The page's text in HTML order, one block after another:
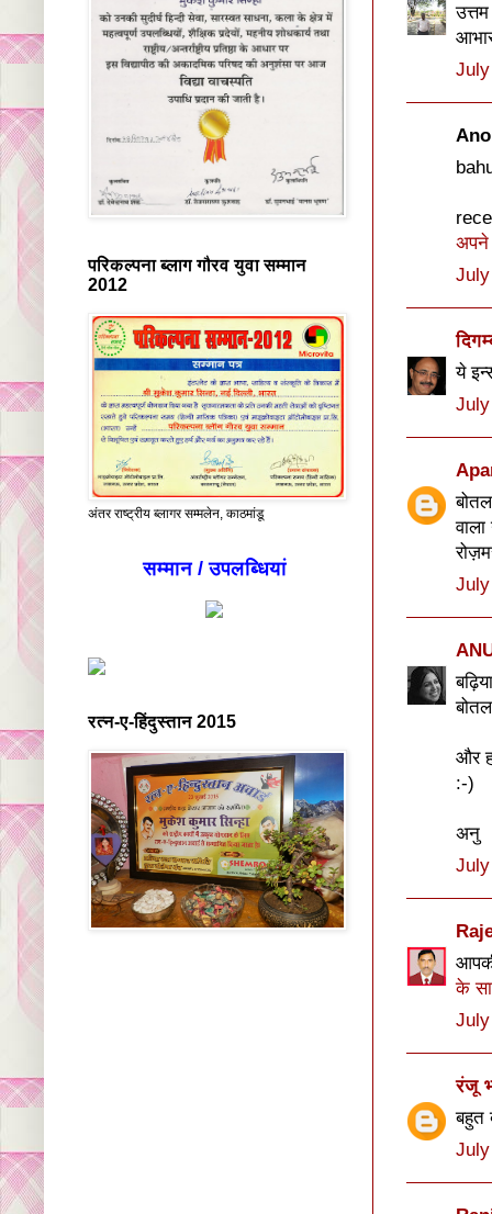
अपने
ये
और
:-)
अनु
के
रंजू
बहुत
परिकल्पना ब्लाग गौरव युवा सम्मान
2012
अंतर राष्ट्रीय ब्लागर सम्मलेन, काठमांडू
सम्मान / उपलब्धियां
रत्न-ए-हिंदुस्तान 2015